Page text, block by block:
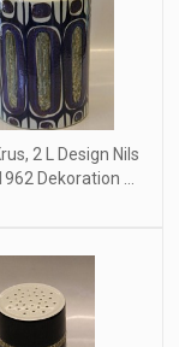
2 L Design Nils
Dekoration ...